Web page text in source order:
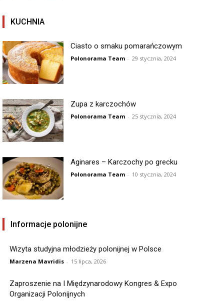
KUCHNIA
Ciasto o smaku pomarańczowym
Polonorama Team - 29 stycznia, 2024
Zupa z karczochów
Polonorama Team - 25 stycznia, 2024
Aginares – Karczochy po grecku
Polonorama Team - 10 stycznia, 2024
Informacje polonijne
Wizyta studyjna młodzieży polonijnej w Polsce
Marzena Mavridis - 15 lipca, 2026
Zaproszenie na I Międzynarodowy Kongres & Expo
Organizacji Polonijnych